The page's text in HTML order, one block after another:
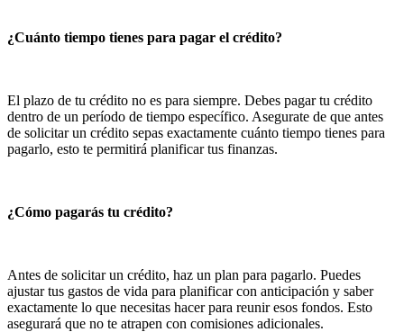
¿Cuánto tiempo tienes para pagar el crédito?
El plazo de tu crédito no es para siempre. Debes pagar tu crédito
dentro de un período de tiempo específico. Asegurate de que antes
de solicitar un crédito sepas exactamente cuánto tiempo tienes para
pagarlo, esto te permitirá planificar tus finanzas.
¿Cómo pagarás tu crédito?
Antes de solicitar un crédito, haz un plan para pagarlo. Puedes
ajustar tus gastos de vida para planificar con anticipación y saber
exactamente lo que necesitas hacer para reunir esos fondos. Esto
asegurará que no te atrapen con comisiones adicionales.